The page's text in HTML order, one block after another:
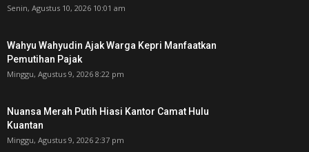
Senin, Agustus 10, 2026 10:01 am
Wahyu Wahyudin Ajak Warga Kepri Manfaatkan
Pemutihan Pajak
Minggu, Agustus 9, 2026 8:22 pm
Nuansa Merah Putih Hiasi Kantor Camat Hulu
Kuantan
Minggu, Agustus 9, 2026 2:37 pm